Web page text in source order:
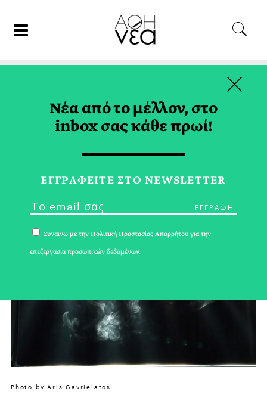
ΘΕΑΤΡΟ
Θεατρικές Παραστάσεις |
Φθινόπωρο στα Θέατρα
Photo by Aris Gavrielatos
Νέα από το μέλλον, στο
inbox σας κάθε πρωί!
ΕΓΓPΑΦΕΙΤΕ ΣΤΟ NEWSLETTER
Συναινώ με την Πολιτική Προστασίας Απορρήτου για την
επεξεργασία προσωπικών δεδομένων.
×